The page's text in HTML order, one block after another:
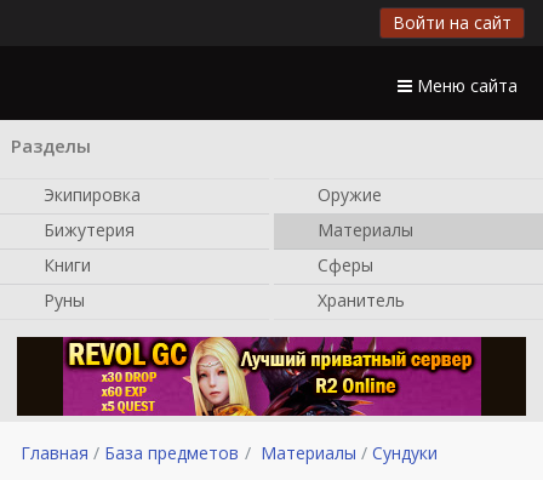
Войти на сайт
Меню сайта
Разделы
Экипировка
Оружие
Бижутерия
Материалы
Книги
Сферы
Руны
Хранитель
Главная База предметов Материалы Сундуки